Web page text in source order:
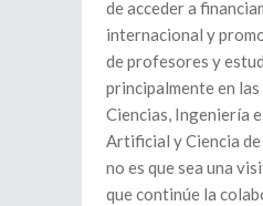
de acceder a
internacional y
de profesores y
principalmente en las
Ciencias, Ingeniería
Artificial y Ciencia de
no es que sea una
que continúe la